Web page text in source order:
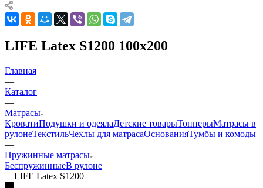
LIFE Latex S1200 100x200
Главная
—
Каталог
—
Матрасы
КроватиПодушки и одеялаДетские товарыТопперыМатрасы в
рулонеТекстильЧехлы для матрасаОснованияТумбы и комоды
—
Пружинные матрасы
БеспружинныеВ рулоне
—LIFE Latex S1200